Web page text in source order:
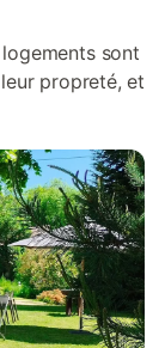
sont
propreté, et